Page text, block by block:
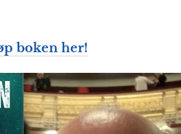
boken her!